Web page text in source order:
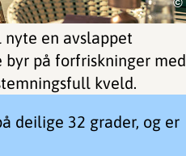
©
en avslappet
på forfriskninger med
kveld.
deilige 32 grader, og er